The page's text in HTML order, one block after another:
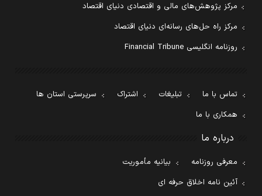
مرکز پژوهش‌های مالی و اقتصادی دنیای اقتصاد
مرکز راه حل‌های رسانه‌ای دنیای اقتصاد
روزنامه انگلیسی Financial Tribune
تماس با ما تبلیغات اشتراک
سرپرستی استان ها
همکاری با ما
درباره ما
معرفی روزنامه
بیانیه مأموریت
آئین نامه اخلاق حرفه ای